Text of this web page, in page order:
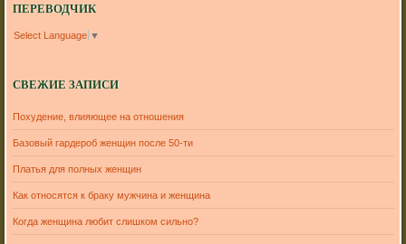
ПЕРЕВОДЧИК
Select Language ▼
СВЕЖИЕ ЗАПИСИ
Похудение, влияющее на отношения
Базовый гардероб женщин после 50-ти
Платья для полных женщин
Как относятся к браку мужчина и женщина
Когда женщина любит слишком сильно?